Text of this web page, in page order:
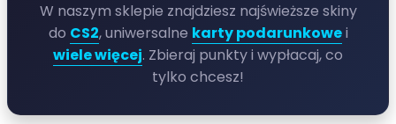
W naszym sklepie znajdziesz najświeższe skiny
do CS2, uniwersalne karty podarunkowei
wiele więcej. Zbieraj punkty i wypłacaj, co
tylko chcesz!